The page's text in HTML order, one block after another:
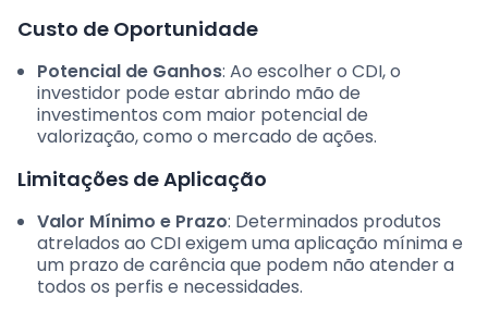
Custo de Oportunidade
Potencial de Ganhos: Ao escolher o CDI, o
investidor pode estar abrindo mão de
investimentos com maior potencial de
valorização, como o mercado de ações.
Limitações de Aplicação
Valor Mínimo e Prazo: Determinados produtos
atrelados ao CDI exigem uma aplicação mínima e
um prazo de carência que podem não atender a
todos os perfis e necessidades.